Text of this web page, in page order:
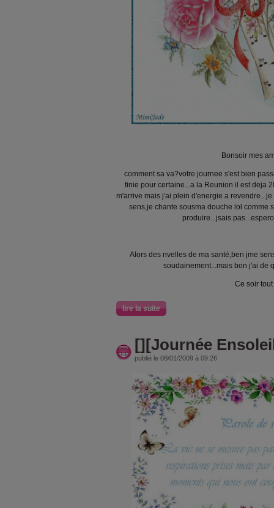
Bonsoir mes
comment sa va?votre journee s'est bien
finie pour certaine...a la Reunion il est deja
m'arrive mais j'ai plein d'energie a
sens,je chante sousma douche lol comme
produire...jsais
Alors des nvelles de ma santé,ben jme
soudainement...mais bon j'ai de
Ce soir tout
lire la suite
[][Journée
publié le 08/01/2009 à 09:26